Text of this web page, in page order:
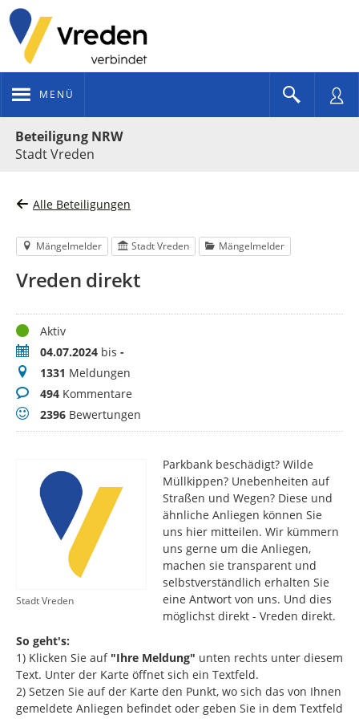
MENÜ
Beteiligung NRW
Stadt Vreden
Alle Beteiligungen
Mängelmelder Stadt Vreden Mängelmelder
Vreden direkt
StatusAktiv
Zeitraum04.07.2024 bis -
Meldungen
1331 Meldungen
Kommentare
494 Kommentare
Bewertungen
2396 Bewertungen
Stadt Vreden
Parkbank beschädigt? Wilde
Müllkippen? Unebenheiten auf
Straßen und Wegen? Diese und
ähnliche Anliegen können Sie
uns hier mitteilen. Wir kümmern
uns gerne um die Anliegen,
machen sie transparent und
selbstverständlich erhalten Sie
eine Antwort von uns. Und dies
möglichst direkt - Vreden direkt.
So geht's:
1) Klicken Sie auf "Ihre Meldung" unten rechts unter diesem
Text. Unter der Karte öffnet sich ein Textfeld.
2) Setzen Sie auf der Karte den Punkt, wo sich das von Ihnen
gemeldete Anliegen befindet oder geben Sie in dem Textfeld